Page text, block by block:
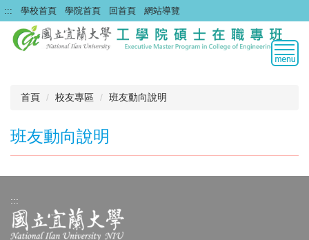
跳
到
主
::: 學校首頁 學院首頁 回首頁 網站導覽
首頁 校友專區 班友動向說明
班友動向說明
:::